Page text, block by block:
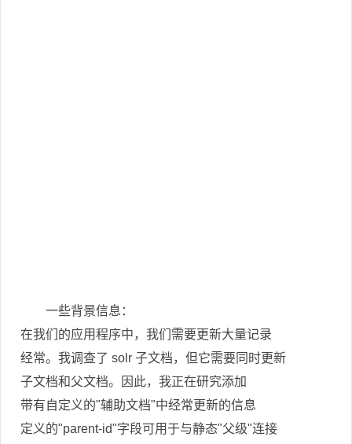
一些背景信息：
在我们的应用程序中，我们需要更新大量记录
经常。我调查了 solr 子文档，但它需要同时更新
子文档和父文档。因此，我正在研究添加
带有自定义的"辅助文档"中经常更新的信息
定义的"parent-id"字段可用于与静态"父级"连接